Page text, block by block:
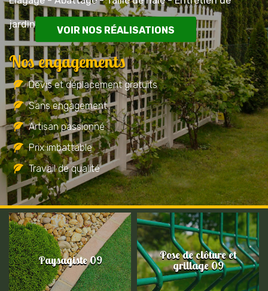
jardin
VOIR NOS RÉALISATIONS
Nos engagements
Devis et déplacement gratuits
Sans engagement
Artisan passionné
Prix imbattable
Travail de qualité
Paysagiste 09 Pose de clôture et
grillage 09